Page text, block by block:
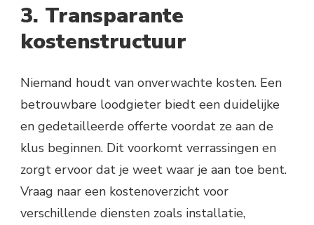
3. Transparante
kostenstructuur
Niemand houdt van onverwachte kosten. Een
betrouwbare loodgieter biedt een duidelijke
en gedetailleerde offerte voordat ze aan de
klus beginnen. Dit voorkomt verrassingen en
zorgt ervoor dat je weet waar je aan toe bent.
Vraag naar een kostenoverzicht voor
verschillende diensten zoals installatie,